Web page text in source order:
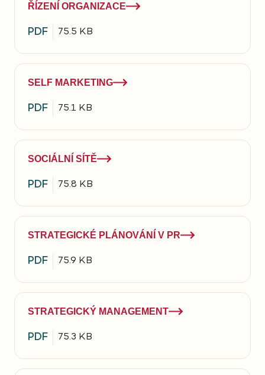
ŘÍZENÍ ORGANIZACE
PDF 75.5 KB
SELF MARKETING
PDF 75.1 KB
SOCIÁLNÍ SÍTĚ
PDF 75.8 KB
STRATEGICKÉ PLÁNOVÁNÍ V PR
PDF 75.9 KB
STRATEGICKÝ MANAGEMENT
PDF 75.3 KB